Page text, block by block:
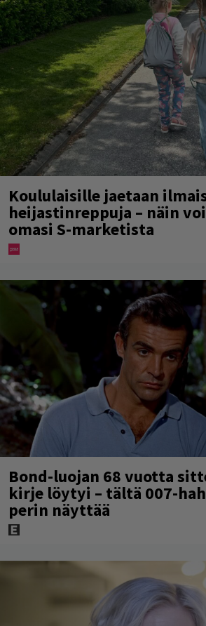
Koululaisille jaetaan
heijastinreppuja – näin
omasi S-marketista
Bond-luojan 68 vuotta
kirje löytyi – tältä 007-
perin näyttää